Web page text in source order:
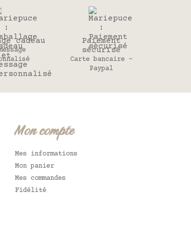
cadeau
Paiement
sécurisé
Carte bancaire -
Paypal
Mon compte
Mes informations
Mon panier
Mes commandes
Fidélité